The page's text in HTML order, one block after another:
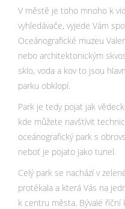
V městě je toho mnoho k
vyhledávače, vyjede Vám
Oceánografické muzeu
nebo architektonickým
sklo, voda a kov to jsou
parku obklopí.
Park je tedy pojat jak
kde můžete navštívit
oceánografický park s
neboť je pojato jako tunel.
Celý park se nachází v
protékala a která Vás na
k centru města. Bývalé